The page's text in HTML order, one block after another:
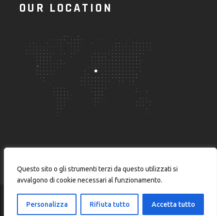
Questo sito o gli strumenti terzi da questo utilizzati si
avvalgono di cookie necessari al funzionamento.
Personalizza Rifiuta tutto Accetta tutto
OUR LOCATION
© 2024Burstnet Srl